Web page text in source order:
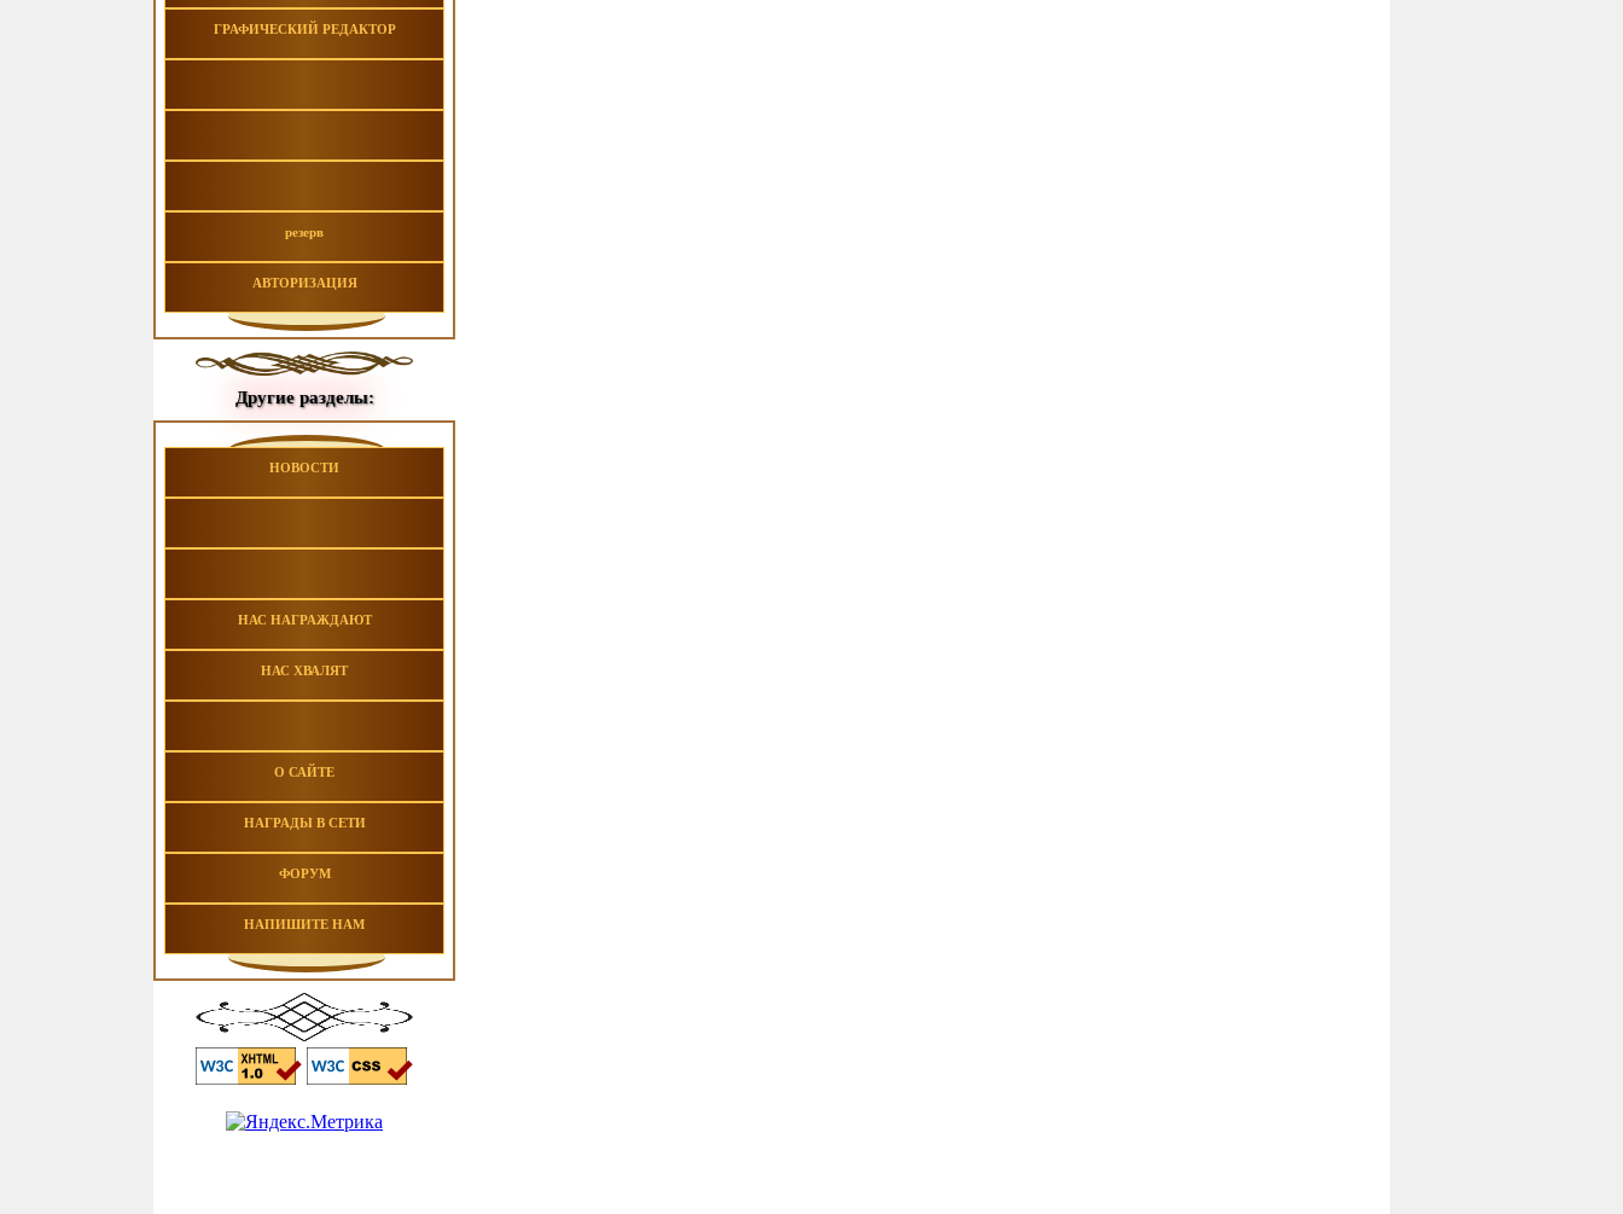
ГРАФИЧЕСКИЙ РЕДАКТОР
резерв
АВТОРИЗАЦИЯ
Другие разделы:
НОВОСТИ
НАС НАГРАЖДАЮТ
НАС ХВАЛЯТ
О САЙТЕ
НАГРАДЫ В СЕТИ
ФОРУМ
НАПИШИТЕ НАМ